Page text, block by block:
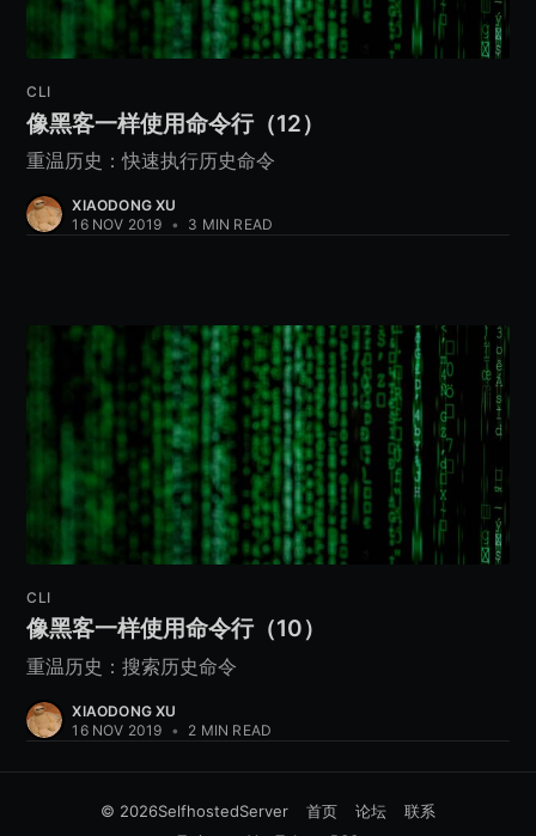
CLI
像黑客一样使用命令行（12）
重温历史：快速执行历史命令
XIAODONG XU
16 NOV 2019 • 3 MIN READ
CLI
像黑客一样使用命令行（10）
重温历史：搜索历史命令
XIAODONG XU
16 NOV 2019 • 2 MIN READ
© 2026SelfhostedServer 首页 论坛
联系